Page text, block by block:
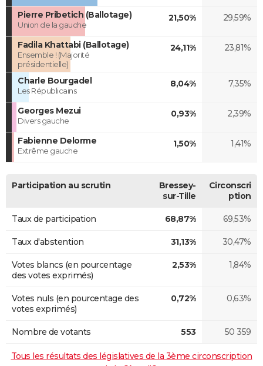
Pierre Pribetich (Ballotage)
Union de la gauche
21,50% 29,59%
Fadila Khattabi (Ballotage)
Ensemble ! (Majorité
présidentielle)
24,11% 23,81%
Charle Bourgadel
Les Républicains
8,04% 7,35%
Georges Mezui
Divers gauche
0,93% 2,39%
Fabienne Delorme
Extrême gauche
1,50% 1,41%
Participation au scrutin
Bressey-
sur-Tille
Circonscri
ption
Taux de participation 68,87% 69,53%
Taux d'abstention 31,13% 30,47%
Votes blancs (en pourcentage
des votes exprimés)
2,53% 1,84%
Votes nuls (en pourcentage des
votes exprimés)
0,72% 0,63%
Nombre de votants 553 50 359
Tous les résultats des législatives de la 3ème circonscription